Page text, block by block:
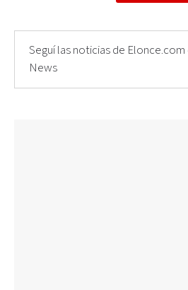
Seguí las noticias de
News